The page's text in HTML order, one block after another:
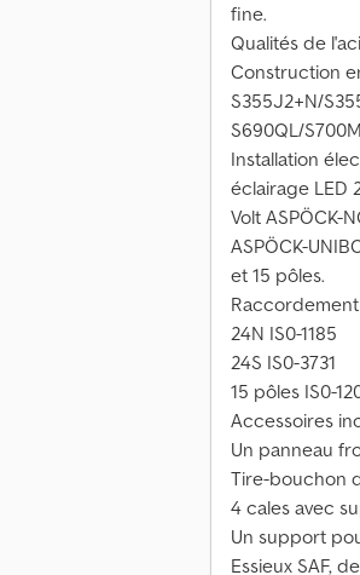
fine.
Qualités de
Construction
S355J2+N/
S690QL/
Installation
éclairage LED
Volt ASPÖCK-
ASPÖCK-
et 15 pôles.
24N IS0-1185
24S IS0-3731
15 pôles IS0-
Accessoires
Un panneau
Tire-bouchon
4 cales avec
Un support
Essieux SAF,